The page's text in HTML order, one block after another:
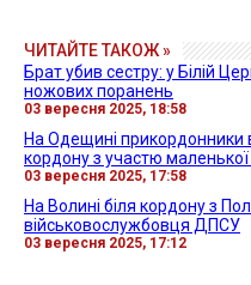
ЧИТАЙТЕ ТАКОЖ »
Брат убив сестру: у Білій
ножових поранень
03 вересня 2025, 18:58
На Одещині прикордонники
кордону з участю
03 вересня 2025, 17:58
На Волині біля кордону з
військовослужбовця ДПСУ
03 вересня 2025, 17:12